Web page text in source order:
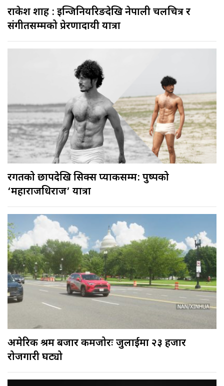
राकेश शाह : इन्जिनियरिङदेखि नेपाली चलचित्र र
संगीतसम्मको प्रेरणादायी यात्रा
रगतको छापदेखि सिक्स प्याकसम्म: पुष्पको
‘महाराजधिराज’ यात्रा
अमेरिकी श्रम बजार कमजोरः जुलाईमा २३ हजार
रोजगारी घट्यो